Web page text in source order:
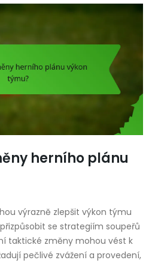
herního plánu
výrazně zlepšit výkon týmu
se strategiím soupeřů
taktické změny mohou vést k
pečlivé zvážení a provedení,